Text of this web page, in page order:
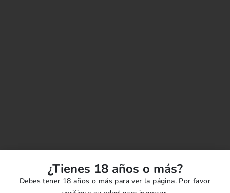
¿Tienes 18 años o más?
Debes tener 18 años o más para ver la página. Por favor